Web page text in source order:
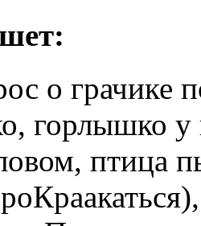
о грачике
горлышко у
птица